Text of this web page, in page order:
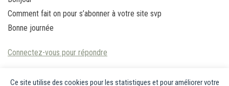
Ce site utilise des cookies pour les statistiques et pour améliorer votre
Comment fait on pour s’abonner à votre site svp
Bonne journée
Connectez-vous pour répondre